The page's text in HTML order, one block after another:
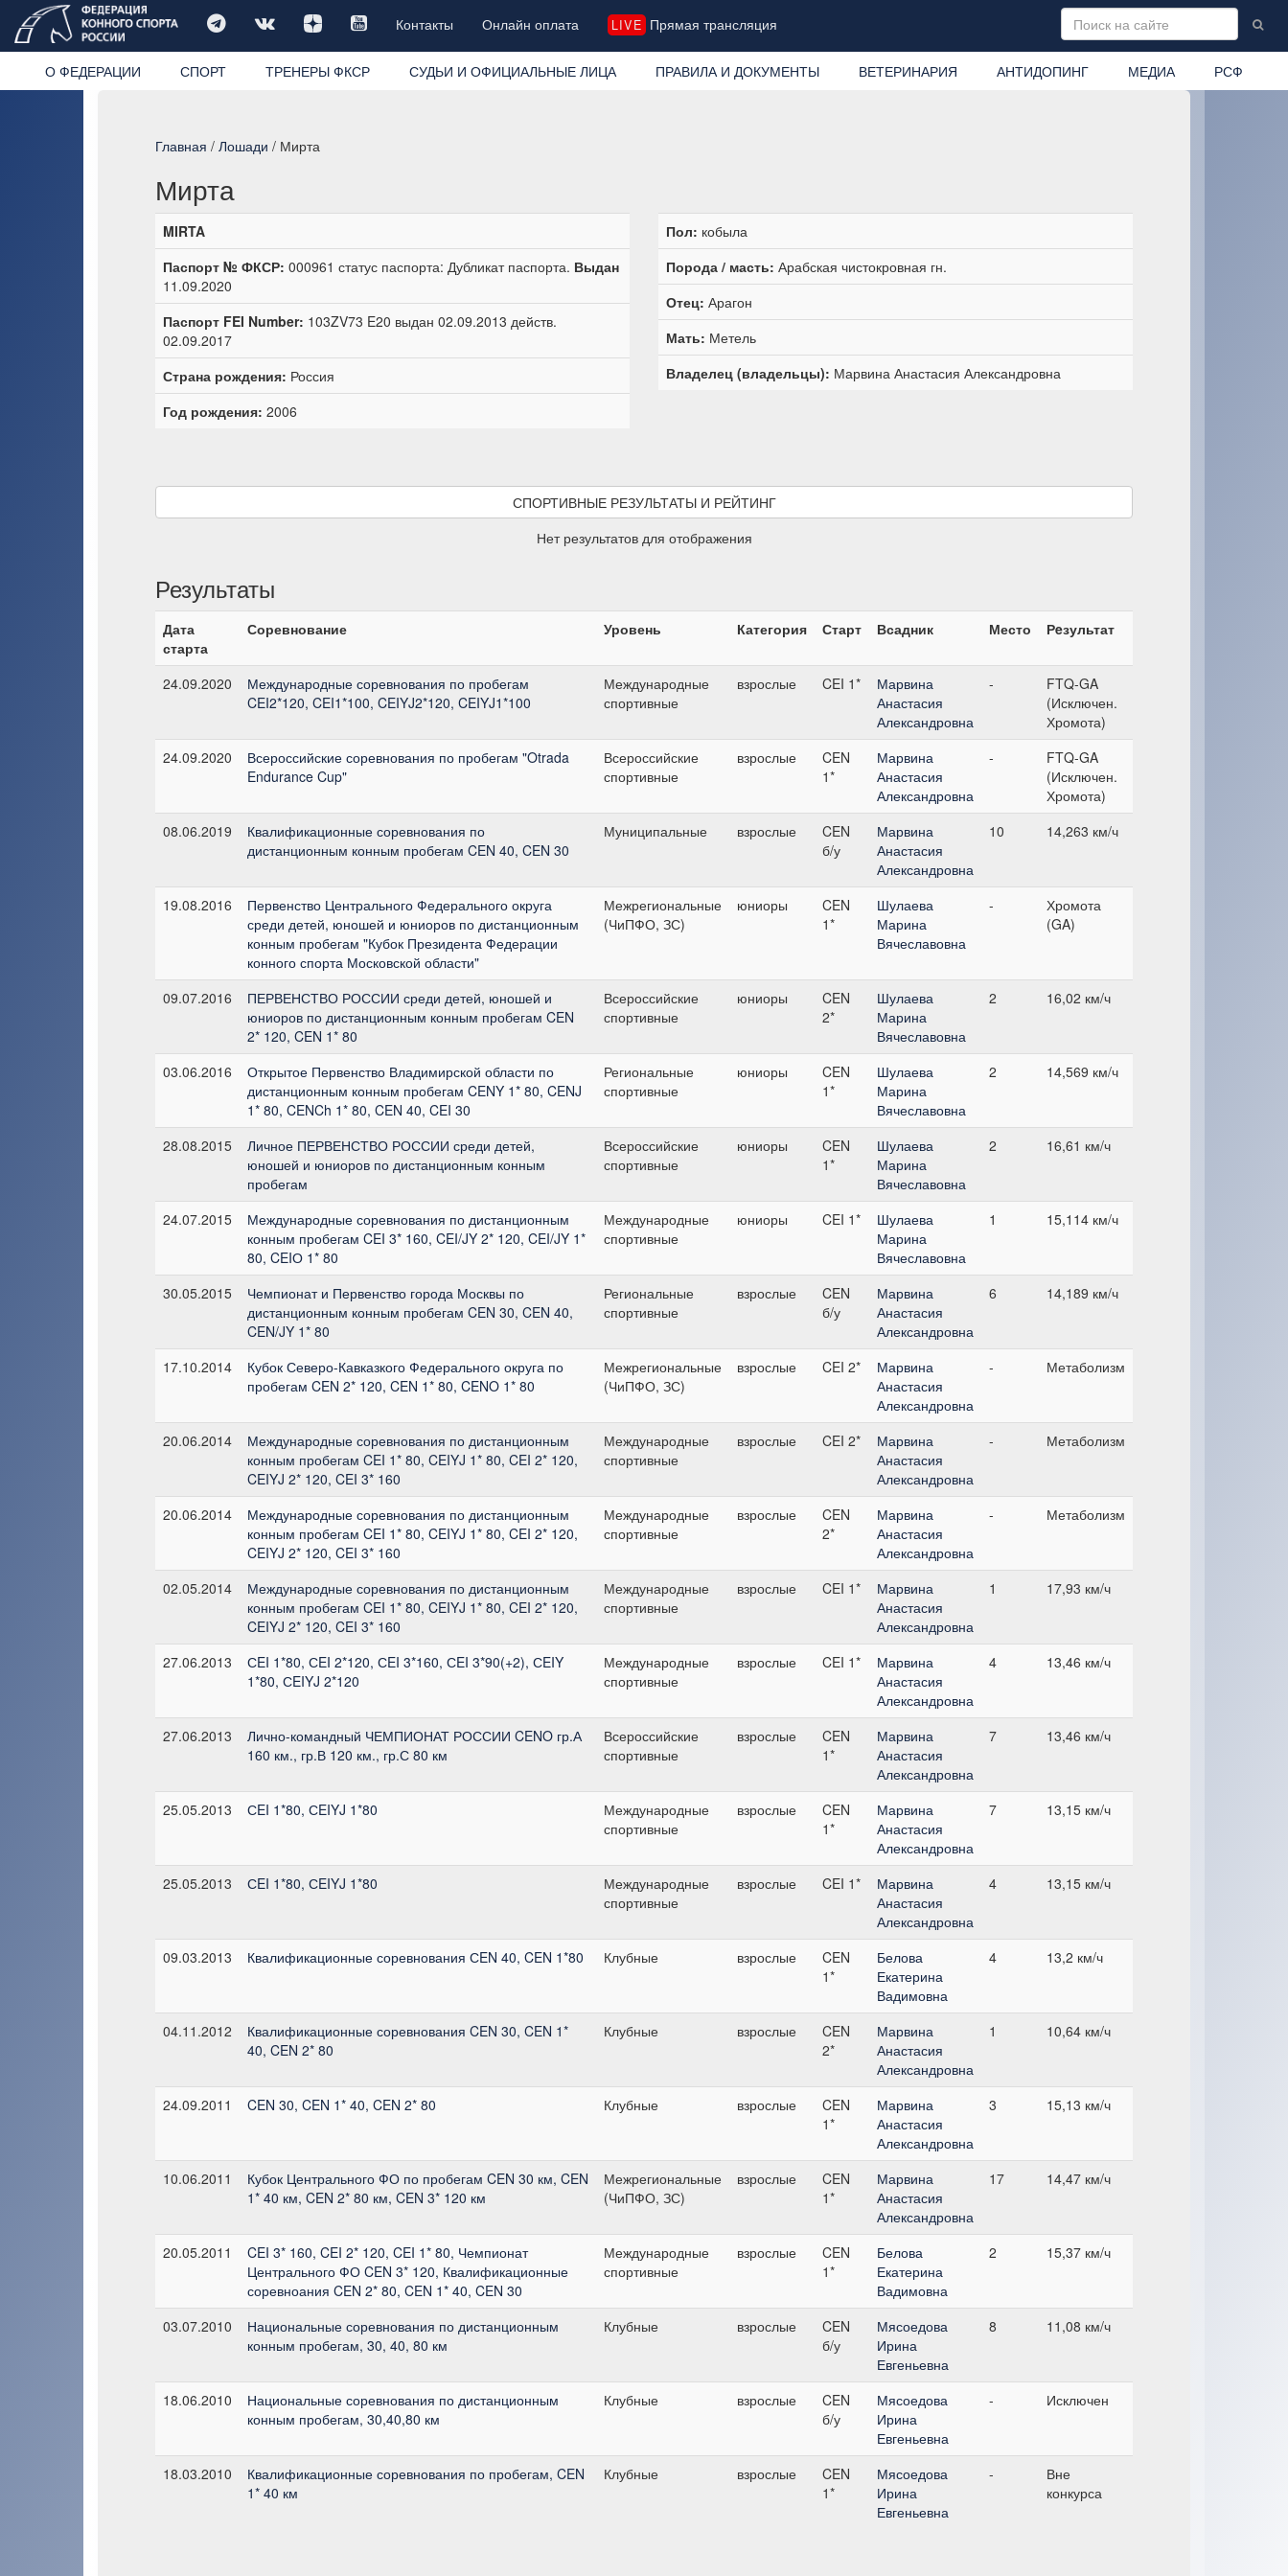
Контакты Онлайн оплата LIVE Прямая трансляция
О ФЕДЕРАЦИИ СПОРТ ТРЕНЕРЫ ФКСР СУДЬИ И ОФИЦИАЛЬНЫЕ ЛИЦА ПРАВИЛА И ДОКУМЕНТЫ ВЕТЕРИНАРИЯ АНТИДОПИНГ МЕДИА РСФ
Главная / Лошади / Мирта
Мирта
MIRTA
Паспорт № ФКСР: 000961 статус паспорта: Дубликат паспорта. Выдан
11.09.2020
Паспорт FEI Number: 103ZV73 E20 выдан 02.09.2013 действ.
02.09.2017
Страна рождения: Россия
Год рождения: 2006
Пол: кобыла
Порода / масть: Арабская чистокровная гн.
Отец: Арагон
Мать: Метель
Владелец (владельцы): Марвина Анастасия Александровна
СПОРТИВНЫЕ РЕЗУЛЬТАТЫ И РЕЙТИНГ
Нет результатов для отображения
Результаты
Дата
старта
Соревнование Уровень Категория Старт Всадник Место Рeзультат
24.09.2020
Международные соревнования по пробегам
CEI2*120, CEI1*100, CEIYJ2*120, CEIYJ1*100
Международные
спортивные
взрослые CEI 1*
Марвина
Анастасия
Александровна
-
FTQ-GA
(Исключен.
Хромота)
24.09.2020
Всероссийские соревнования по пробегам "Otrada
Endurance Cup"
Всероссийские
спортивные
взрослые
CEN
1*
Марвина
Анастасия
Александровна
-
FTQ-GA
(Исключен.
Хромота)
08.06.2019
Квалификационные соревнования по
дистанционным конным пробегам CEN 40, CEN 30
Муниципальные взрослые
CEN
б/у
Марвина
Анастасия
Александровна
10 14,263 км/ч
19.08.2016
Первенство Центрального Федерального округа
среди детей, юношей и юниоров по дистанционным
конным пробегам "Кубок Президента Федерации
конного спорта Московской области"
Межрегиональные
(ЧиПФО, ЗС)
юниоры
CEN
1*
Шулаева
Марина
Вячеславовна
-
Хромота
(GA)
09.07.2016
ПЕРВЕНСТВО РОССИИ среди детей, юношей и
юниоров по дистанционным конным пробегам CEN
2* 120, CEN 1* 80
Всероссийские
спортивные
юниоры
CEN
2*
Шулаева
Марина
Вячеславовна
2 16,02 км/ч
03.06.2016
Открытое Первенство Владимирской области по
дистанционным конным пробегам CENY 1* 80, CENJ
1* 80, CENCh 1* 80, CEN 40, CEI 30
Региональные
спортивные
юниоры
CEN
1*
Шулаева
Марина
Вячеславовна
2 14,569 км/ч
28.08.2015
Личное ПЕРВЕНСТВО РОССИИ среди детей,
юношей и юниоров по дистанционным конным
пробегам
Всероссийские
спортивные
юниоры
CEN
1*
Шулаева
Марина
Вячеславовна
2 16,61 км/ч
24.07.2015
Международные соревнования по дистанционным
конным пробегам CEI 3* 160, CEI/JY 2* 120, CEI/JY 1*
80, CEIО 1* 80
Международные
спортивные
юниоры CEI 1*
Шулаева
Марина
Вячеславовна
1 15,114 км/ч
30.05.2015
Чемпионат и Первенство города Москвы по
дистанционным конным пробегам CEN 30, CEN 40,
CEN/JY 1* 80
Региональные
спортивные
взрослые
CEN
б/у
Марвина
Анастасия
Александровна
6 14,189 км/ч
17.10.2014
Кубок Северо-Кавказкого Федерального округа по
пробегам CEN 2* 120, CEN 1* 80, CENO 1* 80
Межрегиональные
(ЧиПФО, ЗС)
взрослые CEI 2*
Марвина
Анастасия
Александровна
- Метаболизм
20.06.2014
Международные соревнования по дистанционным
конным пробегам CEI 1* 80, CEIYJ 1* 80, CEI 2* 120,
CEIYJ 2* 120, CEI 3* 160
Международные
спортивные
взрослые CEI 2*
Марвина
Анастасия
Александровна
- Метаболизм
20.06.2014
Международные соревнования по дистанционным
конным пробегам CEI 1* 80, CEIYJ 1* 80, CEI 2* 120,
CEIYJ 2* 120, CEI 3* 160
Международные
спортивные
взрослые
CEN
2*
Марвина
Анастасия
Александровна
- Метаболизм
02.05.2014
Международные соревнования по дистанционным
конным пробегам CEI 1* 80, CEIYJ 1* 80, CEI 2* 120,
CEIYJ 2* 120, CEI 3* 160
Международные
спортивные
взрослые CEI 1*
Марвина
Анастасия
Александровна
1 17,93 км/ч
27.06.2013
СEI 1*80, СEI 2*120, СEI 3*160, СEI 3*90(+2), СEIY
1*80, СEIYJ 2*120
Международные
спортивные
взрослые CEI 1*
Марвина
Анастасия
Александровна
4 13,46 км/ч
27.06.2013
Лично-командный ЧЕМПИОНАТ РОССИИ CENO гр.А
160 км., гр.В 120 км., гр.С 80 км
Всероссийские
спортивные
взрослые
CEN
1*
Марвина
Анастасия
Александровна
7 13,46 км/ч
25.05.2013 СEI 1*80, СEIYJ 1*80
Международные
спортивные
взрослые
CEN
1*
Марвина
Анастасия
Александровна
7 13,15 км/ч
25.05.2013 СEI 1*80, СEIYJ 1*80
Международные
спортивные
взрослые CEI 1*
Марвина
Анастасия
Александровна
4 13,15 км/ч
09.03.2013 Квалификационные соревнования СEN 40, CEN 1*80 Клубные взрослые
CEN
1*
Белова
Екатерина
Вадимовна
4 13,2 км/ч
04.11.2012
Квалификационные соревнования CEN 30, CEN 1*
40, CEN 2* 80
Клубные взрослые
CEN
2*
Марвина
Анастасия
Александровна
1 10,64 км/ч
24.09.2011 CEN 30, CEN 1* 40, CEN 2* 80 Клубные взрослые
CEN
1*
Марвина
Анастасия
Александровна
3 15,13 км/ч
10.06.2011
Кубок Центрального ФО по пробегам CEN 30 км, CEN
1* 40 км, CEN 2* 80 км, CEN 3* 120 км
Межрегиональные
(ЧиПФО, ЗС)
взрослые
CEN
1*
Марвина
Анастасия
Александровна
17 14,47 км/ч
20.05.2011
CEI 3* 160, CEI 2* 120, CEI 1* 80, Чемпионат
Центрального ФО CEN 3* 120, Квалификационные
соревноания CEN 2* 80, CEN 1* 40, CEN 30
Международные
спортивные
взрослые
CEN
1*
Белова
Екатерина
Вадимовна
2 15,37 км/ч
03.07.2010
Национальные соревнования по дистанционным
конным пробегам, 30, 40, 80 км
Клубные взрослые
CEN
б/у
Мясоедова
Ирина
Евгеньевна
8 11,08 км/ч
18.06.2010
Национальные соревнования по дистанционным
конным пробегам, 30,40,80 км
Клубные взрослые
CEN
б/у
Мясоедова
Ирина
Евгеньевна
- Исключен
18.03.2010
Квалификационные соревнования по пробегам, CEN
1* 40 км
Клубные взрослые
CEN
1*
Мясоедова
Ирина
Евгеньевна
-
Вне
конкурса